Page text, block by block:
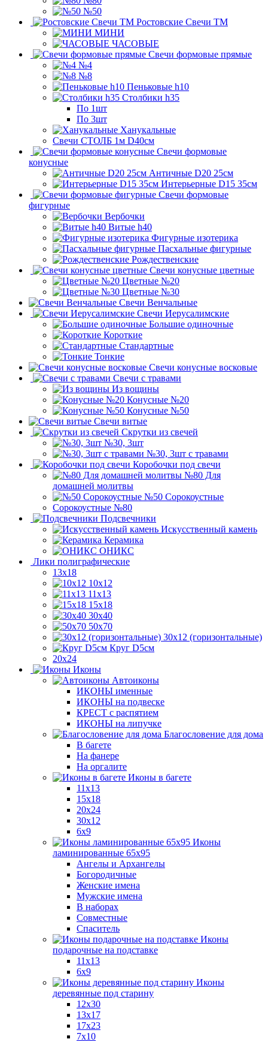
№50
Ростовские Свечи ТМ
МИНИ
ЧАСОВЫЕ
Свечи формовые прямые
№4
№8
Пеньковые h10
Столбики h35
По 1шт
По 3шт
Ханукальные
Свечи СТОЛБ 1м D40см
Свечи формовые
конусные
Античные D20 25см
Интерьерные D15 35см
Свечи формовые
фигурные
Вербочки
Витые h40
Фигурные изотерика
Пасхальные фигурные
Рождественские
Свечи конусные цветные
Цветные №20
Цветные №30
Свечи Венчальные
Свечи Иерусалимские
Большие одиночные
Короткие
Стандартные
Тонкие
Свечи конусные восковые
Свечи с травами
Из вощины
Конусные №20
Конусные №50
Свечи витые
Скрутки из свечей
№30, 3шт
№30, 3шт с травами
Коробочки под свечи
№80 Для
домашней молитвы
№50 Сорокоустные
Сорокоустные №80
Подсвечники
Искусственный камень
Керамика
ОНИКС
Лики полиграфические
13x18
10x12
11х13
15х18
30x40
50x70
30x12 (горизонтальные)
Круг D5см
20х24
Иконы
Автоиконы
ИКОНЫ именные
ИКОНЫ на подвеске
КРЕСТ с распятием
ИКОНЫ на липучке
Благословение для дома
В багете
На фанере
На оргалите
Иконы в багете
11x13
15x18
20x24
30х12
6x9
Иконы
ламинированные 65x95
Ангелы и Архангелы
Богородичные
Женские имена
Мужские имена
В наборах
Совместные
Спаситель
Иконы
подарочные на подставке
11x13
6x9
Иконы
деревянные под старину
12х30
13x17
17x23
7x10